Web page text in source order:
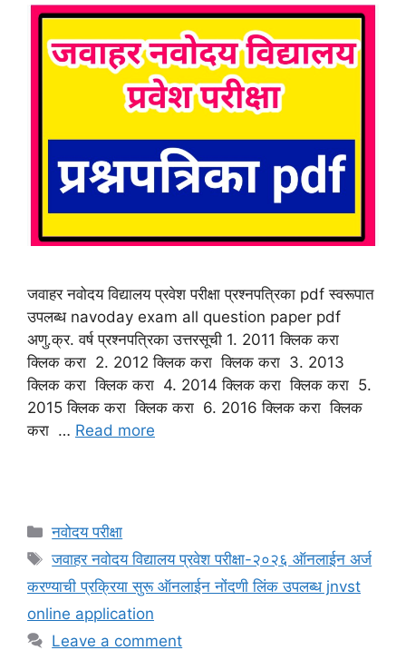
जवाहर नवोदय विद्यालय प्रवेश परीक्षा प्रश्नपत्रिका pdf स्वरूपात
उपलब्ध navoday exam all question paper pdf
अणु.क्र. वर्ष प्रश्नपत्रिका उत्तरसूची 1. 2011 क्लिक करा
क्लिक करा 2. 2012 क्लिक करा क्लिक करा 3. 2013
क्लिक करा क्लिक करा 4. 2014 क्लिक करा क्लिक करा 5.
2015 क्लिक करा क्लिक करा 6. 2016 क्लिक करा क्लिक
करा … Read more
Categories
नवोदय परीक्षा
Tags
जवाहर नवोदय विद्यालय प्रवेश परीक्षा-२०२६ ऑनलाईन अर्ज
करण्याची प्रक्रिया सुरू ऑनलाईन नोंदणी लिंक उपलब्ध jnvst
online application
Leave a comment